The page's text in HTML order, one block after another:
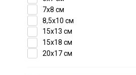
7x8 см
8,5x10 см
15x13 см
15х18 см
20х17 см